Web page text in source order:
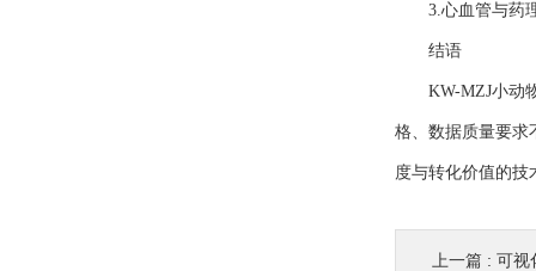
3.心血管与药理
结语
KW-MZJ小动物
格、数据质量要求
度与转化价值的技
上一篇 : 可视化